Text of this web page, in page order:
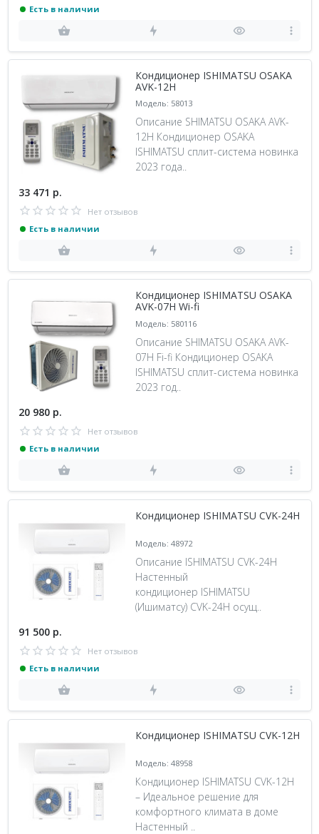
Есть в наличии
Кондиционер ISHIMATSU OSAKA
AVK-12H
Модель: 58013
Описание SHIMATSU OSAKA AVK-
12H Кондиционер OSAKA
ISHIMATSU сплит-система новинка
2023 года..
33 471 р.
Нет отзывов
Есть в наличии
Кондиционер ISHIMATSU OSAKA
AVK-07H Wi-fi
Модель: 580116
Описание SHIMATSU OSAKA AVK-
07H Fi-fi Кондиционер OSAKA
ISHIMATSU сплит-система новинка
2023 год..
20 980 р.
Нет отзывов
Есть в наличии
Кондиционер ISHIMATSU CVK-24H
Модель: 48972
Описание ISHIMATSU CVK-24H
Настенный
кондиционер ISHIMATSU
(Ишиматсу) CVK-24H осущ..
91 500 р.
Нет отзывов
Есть в наличии
Кондиционер ISHIMATSU CVK-12H
Модель: 48958
Кондиционер ISHIMATSU CVK-12H
– Идеальное решение для
комфортного климата в доме
Настенный ..